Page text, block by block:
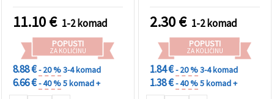
nakita i hobi projekte
11.10€ 1-2 komad
POPUSTI
ZA KOLIČINU
8.88 €- 20 %3-4 komad
6.66 €- 40 %5 komad +
smole, gipsa i polimerne
gline
2.30€ 1-2 komad
POPUSTI
ZA KOLIČINU
1.84 €- 20 %3-4 komad
1.38 €- 40 %5 komad +